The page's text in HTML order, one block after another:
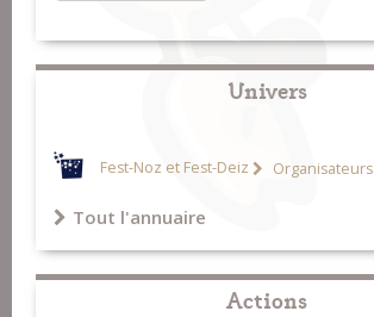
Univers
Fest-Noz et Fest-Deiz Organisateurs
Tout l'annuaire
Actions